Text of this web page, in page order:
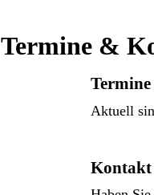
Termine &
Termine
Aktuell
Kontakt